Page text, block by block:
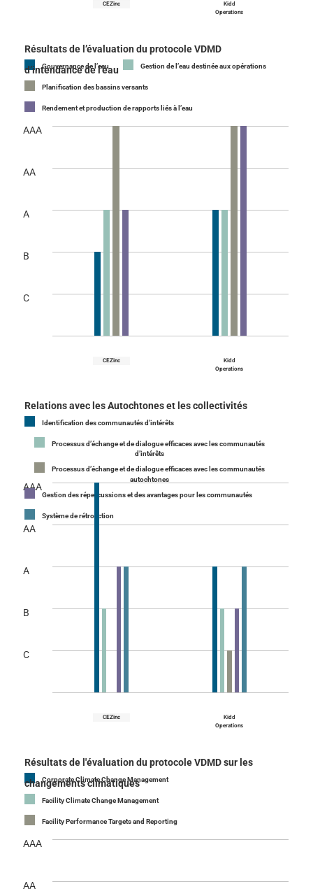
CEZinc
Kidd
Operations
Résultats de l’évaluation du protocole VDMD
d’intendance de l’eau
Gouvernance de l’eau Gestion de l’eau destinée aux opérations
Planification des bassins versants
Rendement et production de rapports liés à l’eau
CEZinc
Kidd
Operations
AAA
AA
A
B
C
Relations avec les Autochtones et les collectivités
Identification des communautés d’intérêts
Processus d’échange et de dialogue efficaces avec les communautés
d’intérêts
Processus d’échange et de dialogue efficaces avec les communautés
autochtones
Gestion des répercussions et des avantages pour les communautés
Système de rétroaction
CEZinc
Kidd
Operations
AAA
AA
A
B
C
Résultats de l'évaluation du protocole VDMD sur les
changements climatiques
Corporate Climate Change Management
Facility Climate Change Management
Facility Performance Targets and Reporting
AAA
AA